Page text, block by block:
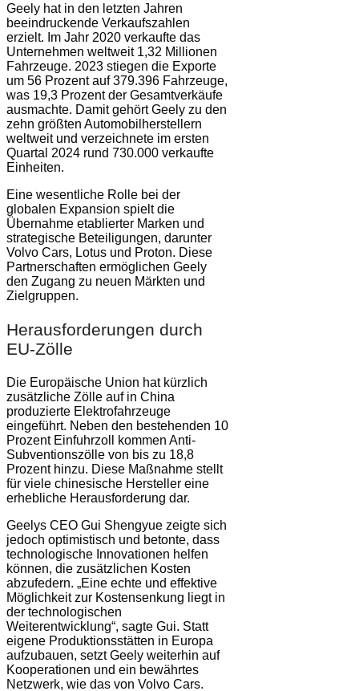
Geely hat in den letzten Jahren
beeindruckende Verkaufszahlen
erzielt. Im Jahr 2020 verkaufte das
Unternehmen weltweit 1,32 Millionen
Fahrzeuge. 2023 stiegen die Exporte
um 56 Prozent auf 379.396 Fahrzeuge,
was 19,3 Prozent der Gesamtverkäufe
ausmachte. Damit gehört Geely zu den
zehn größten Automobilherstellern
weltweit und verzeichnete im ersten
Quartal 2024 rund 730.000 verkaufte
Einheiten.
Eine wesentliche Rolle bei der
globalen Expansion spielt die
Übernahme etablierter Marken und
strategische Beteiligungen, darunter
Volvo Cars, Lotus und Proton. Diese
Partnerschaften ermöglichen Geely
den Zugang zu neuen Märkten und
Zielgruppen.
Herausforderungen durch
EU-Zölle
Die Europäische Union hat kürzlich
zusätzliche Zölle auf in China
produzierte Elektrofahrzeuge
eingeführt. Neben den bestehenden 10
Prozent Einfuhrzoll kommen Anti-
Subventionszölle von bis zu 18,8
Prozent hinzu. Diese Maßnahme stellt
für viele chinesische Hersteller eine
erhebliche Herausforderung dar.
Geelys CEO Gui Shengyue zeigte sich
jedoch optimistisch und betonte, dass
technologische Innovationen helfen
können, die zusätzlichen Kosten
abzufedern. „Eine echte und effektive
Möglichkeit zur Kostensenkung liegt in
der technologischen
Weiterentwicklung“, sagte Gui. Statt
eigene Produktionsstätten in Europa
aufzubauen, setzt Geely weiterhin auf
Kooperationen und ein bewährtes
Netzwerk, wie das von Volvo Cars.